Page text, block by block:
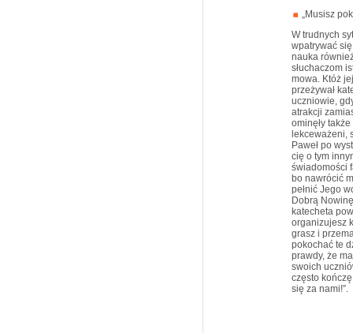
„Musisz
W trudnych
wpatrywać
nauka
słuchaczom
mowa. Któż
przeżywał
uczniowie,
atrakcji
ominęły
lekceważeni,
Paweł po
cię o tym
świadomości
bo nawrócić
pełnić Jego
Dobrą
katecheta
organizujesz
grasz i
pokochać te
prawdy, że
swoich
często
się za nami!”.